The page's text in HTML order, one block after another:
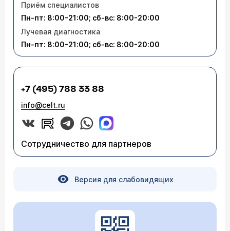
Приём специалистов
Пн-пт: 8:00-21:00; сб-вс: 8:00-20:00
Лучевая диагностика
Пн-пт: 8:00-21:00; сб-вс: 8:00-20:00
+7 (495) 788 33 88
info@celt.ru
Сотрудничество для партнеров
Версия для слабовидящих